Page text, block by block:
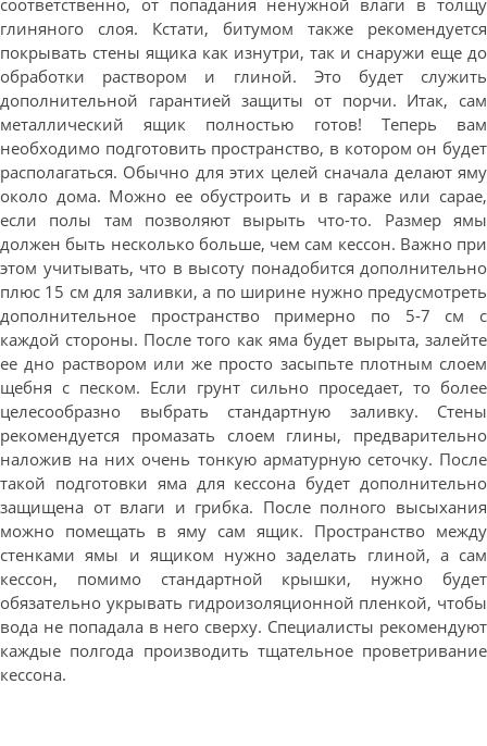
глиняного слоя. Кстати, битумом также рекомендуется
покрывать стены ящика как изнутри, так и снаружи еще до
обработки раствором и глиной. Это будет служить
дополнительной гарантией защиты от порчи. Итак, сам
металлический ящик полностью готов! Теперь вам
необходимо подготовить пространство, в котором он будет
располагаться. Обычно для этих целей сначала делают яму
около дома. Можно ее обустроить и в гараже или сарае,
если полы там позволяют вырыть что-то. Размер ямы
должен быть несколько больше, чем сам кессон. Важно при
этом учитывать, что в высоту понадобится дополнительно
плюс 15 см для заливки, а по ширине нужно предусмотреть
дополнительное пространство примерно по 5-7 см с
каждой стороны. После того как яма будет вырыта, залейте
ее дно раствором или же просто засыпьте плотным слоем
щебня с песком. Если грунт сильно проседает, то более
целесообразно выбрать стандартную заливку. Стены
рекомендуется промазать слоем глины, предварительно
наложив на них очень тонкую арматурную сеточку. После
такой подготовки яма для кессона будет дополнительно
защищена от влаги и грибка. После полного высыхания
можно помещать в яму сам ящик. Пространство между
стенками ямы и ящиком нужно заделать глиной, а сам
кессон, помимо стандартной крышки, нужно будет
обязательно укрывать гидроизоляционной пленкой, чтобы
вода не попадала в него сверху. Специалисты рекомендуют
каждые полгода производить тщательное проветривание
кессона.